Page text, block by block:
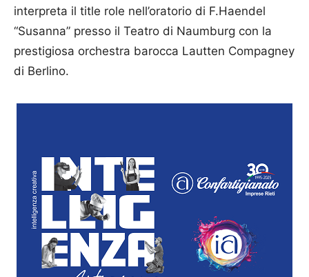
interpreta il title role nell’oratorio di F.Haendel
“Susanna” presso il Teatro di Naumburg con la
prestigiosa orchestra barocca Lautten Compagney
di Berlino.